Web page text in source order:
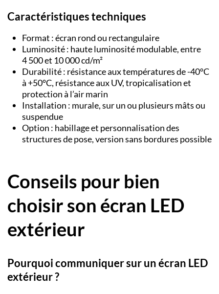
Caractéristiques techniques
Format : écran rond ou rectangulaire
Luminosité : haute luminosité modulable, entre
4 500 et 10 000 cd/m²
Durabilité : résistance aux températures de -40°C
à +50°C, résistance aux UV, tropicalisation et
protection à l’air marin
Installation : murale, sur un ou plusieurs mâts ou
suspendue
Option : habillage et personnalisation des
structures de pose, version sans bordures possible
Conseils pour bien
choisir son écran LED
extérieur
Pourquoi communiquer sur un écran LED
extérieur ?